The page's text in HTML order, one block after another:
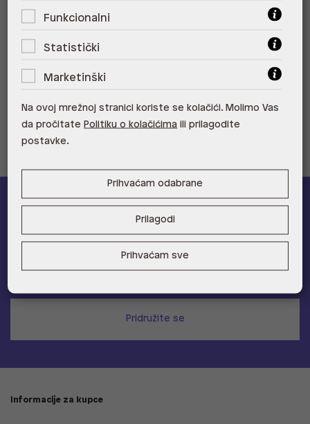
ALDO, City Center One Split 21000
ALDO A-list
Učlani se u ALDO A-list program vjernostii ostvari 5% popusta
na novu kolekciju!
Provjerite naše pogodnosti
Pridružite se
Informacije za kupce
Funkcionalni
Statistički
Marketinški
Na ovoj mrežnoj stranici koriste se kolačići. Molimo Vas
da pročitate Politiku o kolačićima ili prilagodite
postavke.
Prihvaćam odabrane
Prilagodi
Prihvaćam sve